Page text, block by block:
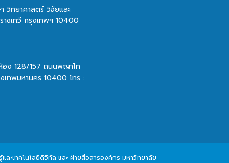
วิทยาศาสตร์ วิจัยและ
ชเทวี กรุงเทพฯ 10400
อง 128/157 ถนนพญาไท
เทพมหานคร 10400 โทร :
ะเทคโนโลยีดิจิทัล และ ฝ่ายสื่อสารองค์กร มหาวิทยาลัย